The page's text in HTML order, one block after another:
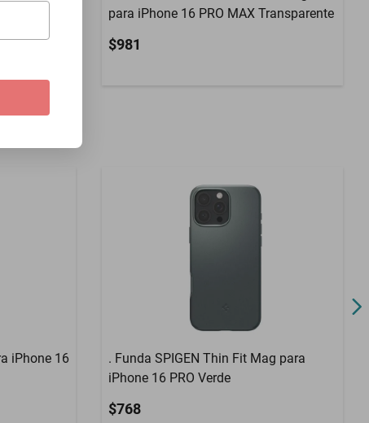
para iPhone 16 PRO MAX Transparente
$981
iPhone 16
. Funda SPIGEN Thin Fit Mag para
iPhone 16 PRO Verde
$768